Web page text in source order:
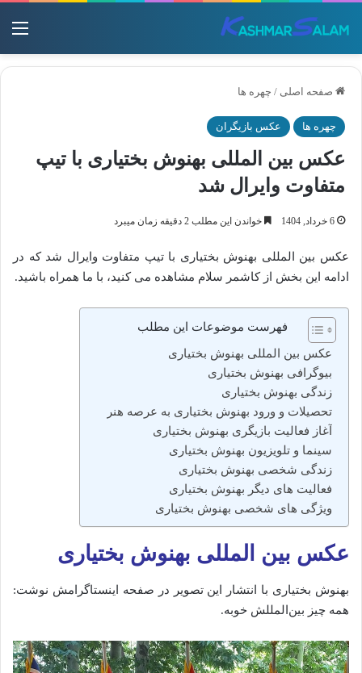
صفحه اصلی / چهره ها
چهره ها عکس بازیگران
عکس بین المللی بهنوش بختیاری با تیپ
متفاوت وایرال شد
6 خرداد, 1404 خواندن این مطلب 2 دقیقه زمان میبرد
عکس بین المللی بهنوش بختیاری با تیپ متفاوت وایرال شد که در
ادامه این بخش از کاشمر سلام مشاهده می کنید، با ما همراه باشید.
فهرست موضوعات این مطلب
عکس بین المللی بهنوش بختیاری
بیوگرافی بهنوش بختیاری
زندگی بهنوش بختیاری
تحصیلات و ورود بهنوش بختیاری به عرصه هنر
آغاز فعالیت بازیگری بهنوش بختیاری
سینما و تلویزیون بهنوش بختیاری
زندگی شخصی بهنوش بختیاری
فعالیت‌ های دیگر بهنوش بختیاری
ویژگی‌ های شخصی بهنوش بختیاری
عکس بین المللی بهنوش بختیاری
بهنوش بختیاری با انتشار این تصویر در صفحه اینستاگرامش نوشت:
همه چیز بین‌المللش خوبه.